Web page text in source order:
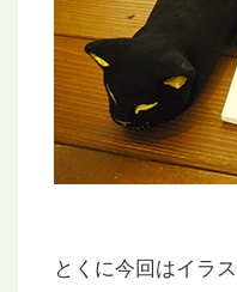
とくに今回はイラ